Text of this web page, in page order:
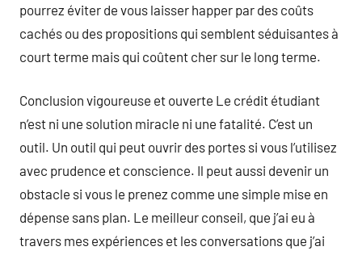
pourrez éviter de vous laisser happer par des coûts
cachés ou des propositions qui semblent séduisantes à
court terme mais qui coûtent cher sur le long terme.
Conclusion vigoureuse et ouverte Le crédit étudiant
n’est ni une solution miracle ni une fatalité. C’est un
outil. Un outil qui peut ouvrir des portes si vous l’utilisez
avec prudence et conscience. Il peut aussi devenir un
obstacle si vous le prenez comme une simple mise en
dépense sans plan. Le meilleur conseil, que j’ai eu à
travers mes expériences et les conversations que j’ai